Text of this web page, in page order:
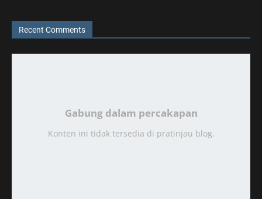
Recent Comments
Gabung dalam percakapan
Konten ini tidak tersedia di pratinjau blog.